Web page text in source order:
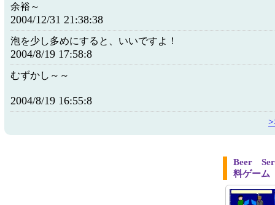
余裕～
2004/12/31 21:38:38
泡を少し多めにすると、いいですよ！
2004/8/19 17:58:8
むずかし～～
2004/8/19 16:55:8
Beer
料ゲーム